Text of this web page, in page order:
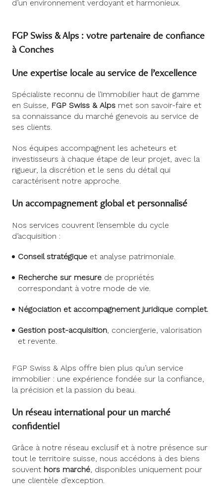
d’un environnement verdoyant et harmonieux.
FGP Swiss & Alps : votre partenaire de confiance
à Conches
Une expertise locale au service de l’excellence
Spécialiste reconnu de l’immobilier haut de gamme
en Suisse, FGP Swiss & Alps met son savoir-faire et
sa connaissance du marché genevois au service de
ses clients.
Nos équipes accompagnent les acheteurs et
investisseurs à chaque étape de leur projet, avec la
rigueur, la discrétion et le sens du détail qui
caractérisent notre approche.
Un accompagnement global et personnalisé
Nos services couvrent l’ensemble du cycle
d’acquisition :
Conseil stratégique et analyse patrimoniale.
Recherche sur mesure de propriétés
correspondant à votre mode de vie.
Négociation et accompagnement juridique complet.
Gestion post-acquisition , conciergerie, valorisation
et revente.
FGP Swiss & Alps offre bien plus qu’un service
immobilier : une expérience fondée sur la confiance,
la précision et la passion du beau.
Un réseau international pour un marché
confidentiel
Grâce à notre réseau exclusif et à notre présence sur
tout le territoire suisse, nous accédons à des biens
souvent hors marché, disponibles uniquement pour
une clientèle d’exception.